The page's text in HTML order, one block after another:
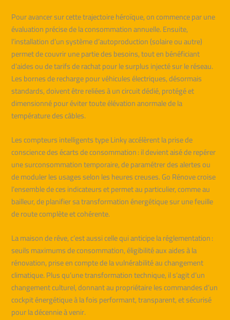
Pour avancer sur cette trajectoire héroïque, on commence par une
évaluation précise de la consommation annuelle. Ensuite,
l’installation d’un système d’autoproduction (solaire ou autre)
permet de couvrir une partie des besoins, tout en bénéficiant
d’aides ou de tarifs de rachat pour le surplus injecté sur le réseau.
Les bornes de recharge pour véhicules électriques, désormais
standards, doivent être reliées à un circuit dédié, protégé et
dimensionné pour éviter toute élévation anormale de la
température des câbles.
Les compteurs intelligents type Linky accélèrent la prise de
conscience des écarts de consommation : il devient aisé de repérer
une surconsommation temporaire, de paramétrer des alertes ou
de moduler les usages selon les heures creuses. Go Rénove croise
l’ensemble de ces indicateurs et permet au particulier, comme au
bailleur, de planifier sa transformation énergétique sur une feuille
de route complète et cohérente.
La maison de rêve, c’est aussi celle qui anticipe la réglementation :
seuils maximums de consommation, éligibilité aux aides à la
rénovation, prise en compte de la vulnérabilité au changement
climatique. Plus qu’une transformation technique, il s’agit d’un
changement culturel, donnant au propriétaire les commandes d’un
cockpit énergétique à la fois performant, transparent, et sécurisé
pour la décennie à venir.